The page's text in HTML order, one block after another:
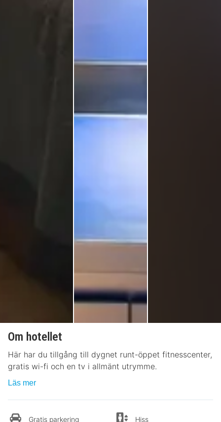
Om hotellet
Här har du tillgång till dygnet runt-öppet fitnesscenter,
gratis wi-fi och en tv i allmänt utrymme.
Läs mer
Gratis parkering
Hiss